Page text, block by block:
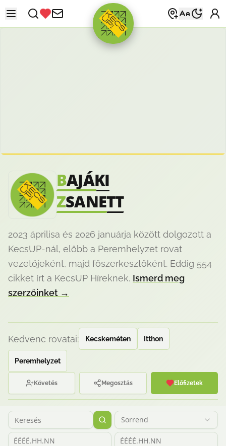
HIRDETÉS
BAJÁKI
ZSANETT
2023 áprilisa és 2026 januárja között dolgozott a
KecsUP-nál, előbb a Peremhelyzet rovat
vezetőjeként, majd főszerkesztőként. Eddig 554
cikket írt a KecsUP Híreknek. Ismerd meg
szerzőinket →
Kedvenc rovatai: Kecskeméten Itthon
Peremhelyzet
Követés Megosztás Előfizetek
Sorrend
ÉÉÉÉ.HH.NN ÉÉÉÉ.HH.NN